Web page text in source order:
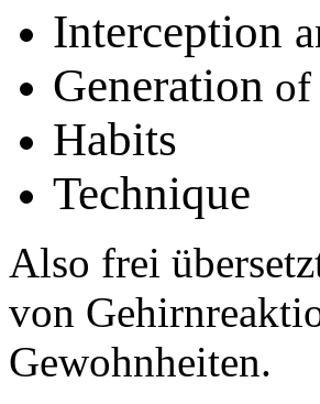
Interception
Generation of
Habits
Technique
Also frei
von
Gewohnheiten.